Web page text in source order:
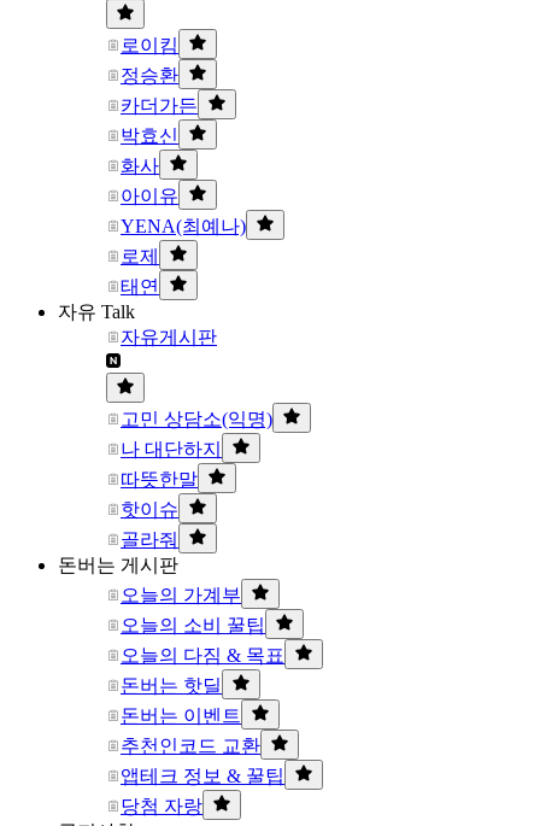
로이킴
정승환
카더가든
박효신
화사
아이유
YENA(최예나)
로제
태연
자유 Talk
자유게시판
고민 상담소(익명)
나 대단하지
따뜻한말
핫이슈
골라줘
돈버는 게시판
오늘의 가계부
오늘의 소비 꿀팁
오늘의 다짐 & 목표
돈버는 핫딜
돈버는 이벤트
추천인코드 교환
앱테크 정보 & 꿀팁
당첨 자랑